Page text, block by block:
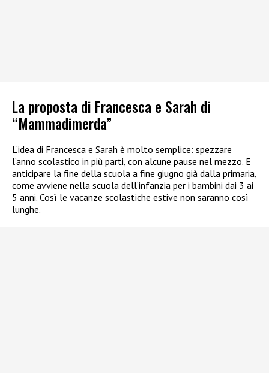
La proposta di Francesca e Sarah di
“Mammadimerda”
L’idea di Francesca e Sarah è molto semplice: spezzare
l’anno scolastico in più parti, con alcune pause nel mezzo. E
anticipare la fine della scuola a fine giugno già dalla primaria,
come avviene nella scuola dell’infanzia per i bambini dai 3 ai
5 anni. Così le vacanze scolastiche estive non saranno così
lunghe.